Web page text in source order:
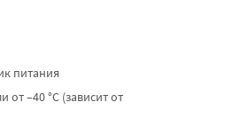
питания
от –40 °C (зависит от